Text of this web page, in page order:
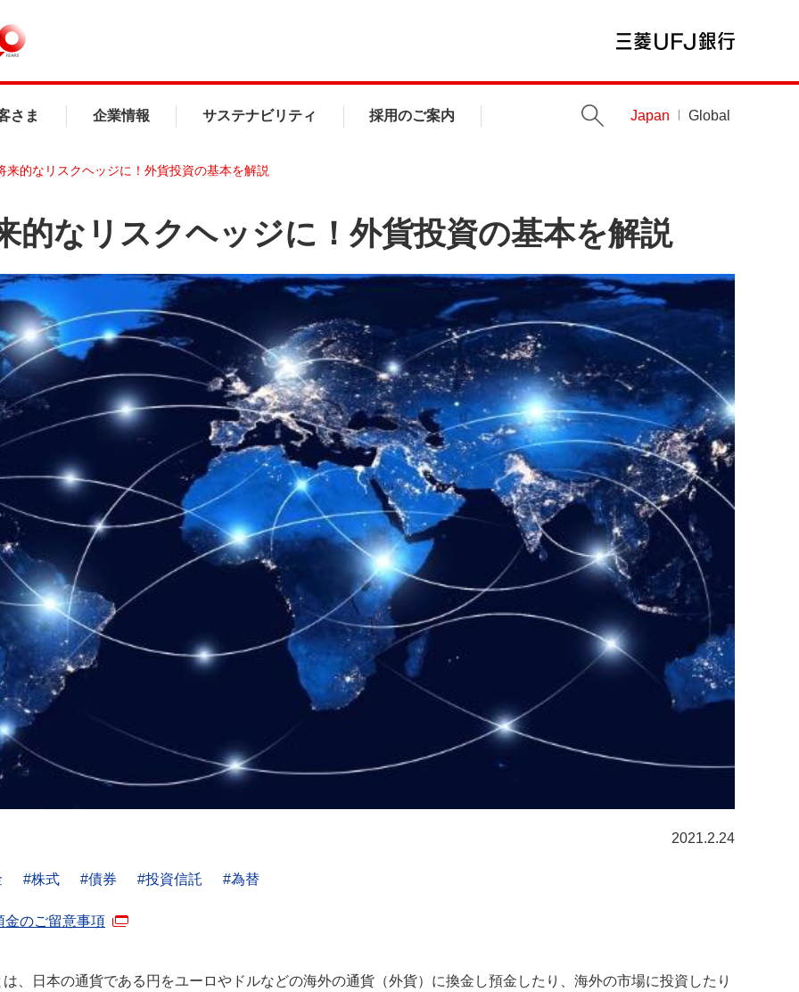
さま 企業情報 サステナビリティ 採用のご案内 Japan Global
来的なリスクヘッジに！外貨投資の基本を解説
的なリスクヘッジに！外貨投資の基本を解説
2021.2.24
株式 債券 投資信託 為替
金のご留意事項
、日本の通貨である円をユーロやドルなどの海外の通貨（外貨）に換金し預金したり、海外の市場に投資したり